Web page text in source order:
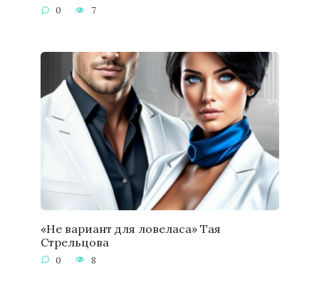
0 7
«Не вариант для ловеласа» Тая
Стрельцова
0 8